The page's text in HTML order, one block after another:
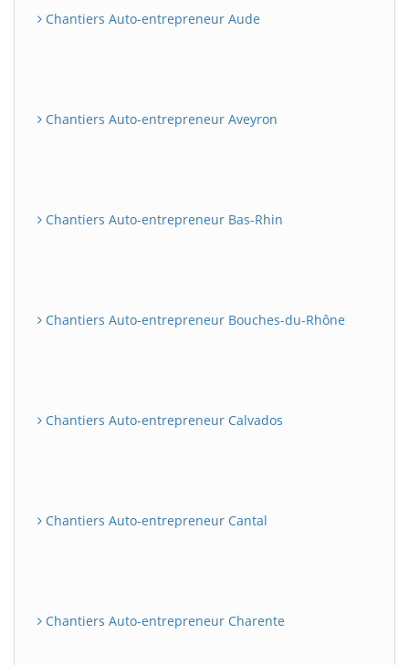
Chantiers Auto-entrepreneur Aude
Chantiers Auto-entrepreneur Aveyron
Chantiers Auto-entrepreneur Bas-Rhin
Chantiers Auto-entrepreneur Bouches-du-Rhône
Chantiers Auto-entrepreneur Calvados
Chantiers Auto-entrepreneur Cantal
Chantiers Auto-entrepreneur Charente